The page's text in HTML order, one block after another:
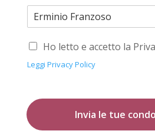
Ho letto e accetto la
Leggi Privacy Policy
Invia le tue